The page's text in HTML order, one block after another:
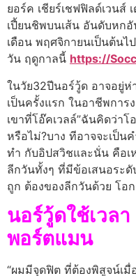
ยอร์ค เชียร์เชฟฟิลด์เวนส์
เปี้ยนชิพบนเส้น อันดับหก
เดือน พฤศจิกายนเป็นต้นไ
วัน ฤดูกาลนี้ https://
ในวัย32ปีนอร์วู้ด อาจอยู่ห่
เป็นครั้งแรก ในอาชีพการ
เขาที่โอ๊คเวลล์”ฉันคิดว่า
หรือไม่?บาง ทีอาจจะเป็น
ทํา กับอิปสวิชและนั่น คือ
ลีกวันทั้งๆ ที่มีข้อเสนอระ
ถูก ต้องของลีกวันด้วย โอ
นอร์วู้ดใช้เวล
พอร์ตแมน
“ผมมีจุดฟิต ที่ต้องพิสูจน์เ